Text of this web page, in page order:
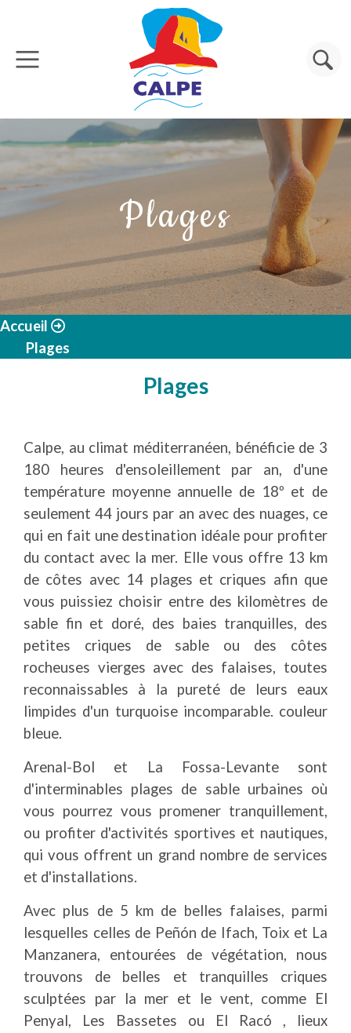
Aller au contenu principal
Rechercher
Plages
Accueil
Plages
Plages
Calpe, au climat méditerranéen, bénéficie de 3
180 heures d'ensoleillement par an, d'une
température moyenne annuelle de 18º et de
seulement 44 jours par an avec des nuages, ce
qui en fait une destination idéale pour profiter
du contact avec la mer. Elle vous offre 13 km
de côtes avec 14 plages et criques afin que
vous puissiez choisir entre des kilomètres de
sable fin et doré, des baies tranquilles, des
petites criques de sable ou des côtes
rocheuses vierges avec des falaises, toutes
reconnaissables à la pureté de leurs eaux
limpides d'un turquoise incomparable. couleur
bleue.
Arenal-Bol et La Fossa-Levante sont
d'interminables plages de sable urbaines où
vous pourrez vous promener tranquillement,
ou profiter d'activités sportives et nautiques,
qui vous offrent un grand nombre de services
et d'installations.
Avec plus de 5 km de belles falaises, parmi
lesquelles celles de Peñón de Ifach, Toix et La
Manzanera, entourées de végétation, nous
trouvons de belles et tranquilles criques
sculptées par la mer et le vent, comme El
Penyal, Les Bassetes ou El Racó , lieux